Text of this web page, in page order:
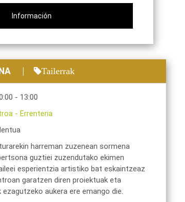
Información
Tailerrak
- 13:00
- Errenteria
harreman zuzenean sormena
guztiei zuzendutako ekimen
esperientzia artistiko bat eskaintzeaz
garatzen diren proiektuak eta
aukera ere emango die.